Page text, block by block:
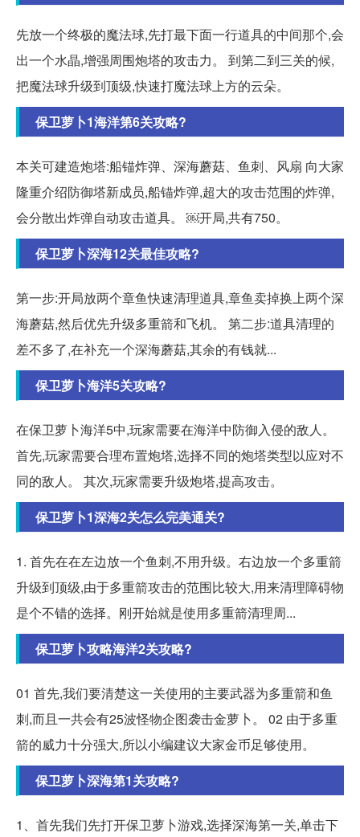
先放一个终极的魔法球,先打最下面一行道具的中间那个,会
出一个水晶,增强周围炮塔的攻击力。 到第二到三关的候,
把魔法球升级到顶级,快速打魔法球上方的云朵。
保卫萝卜1海洋第6关攻略?
本关可建造炮塔:船锚炸弹、深海蘑菇、鱼刺、风扇 向大家
隆重介绍防御塔新成员,船锚炸弹,超大的攻击范围的炸弹,
会分散出炸弹自动攻击道具。 ￼开局,共有750。
保卫萝卜深海12关最佳攻略?
第一步:开局放两个章鱼快速清理道具,章鱼卖掉换上两个深
海蘑菇,然后优先升级多重箭和飞机。 第二步:道具清理的
差不多了,在补充一个深海蘑菇,其余的有钱就...
保卫萝卜海洋5关攻略?
在保卫萝卜海洋5中,玩家需要在海洋中防御入侵的敌人。
首先,玩家需要合理布置炮塔,选择不同的炮塔类型以应对不
同的敌人。 其次,玩家需要升级炮塔,提高攻击。
保卫萝卜1深海2关怎么完美通关?
1. 首先在在左边放一个鱼刺,不用升级。右边放一个多重箭
升级到顶级,由于多重箭攻击的范围比较大,用来清理障碍物
是个不错的选择。刚开始就是使用多重箭清理周...
保卫萝卜攻略海洋2关攻略?
01 首先,我们要清楚这一关使用的主要武器为多重箭和鱼
刺,而且一共会有25波怪物企图袭击金萝卜。 02 由于多重
箭的威力十分强大,所以小编建议大家金币足够使用。
保卫萝卜深海第1关攻略?
1、首先我们先打开保卫萝卜游戏,选择深海第一关,单击下